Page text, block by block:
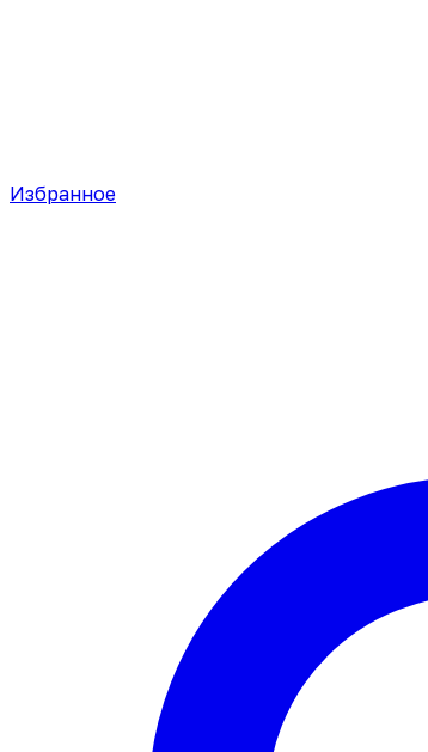
Избранное